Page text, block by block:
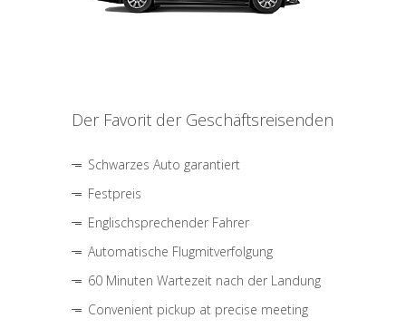
Der Favorit der Geschäftsreisenden
Schwarzes Auto garantiert
Festpreis
Englischsprechender Fahrer
Automatische Flugmitverfolgung
60 Minuten Wartezeit nach der Landung
Convenient pickup at precise meeting